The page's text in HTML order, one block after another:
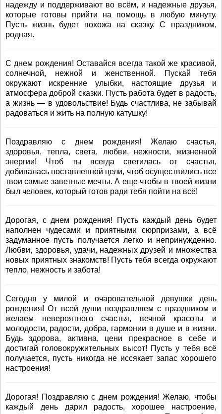
надежду и поддерживают во всём, и надежные друзья,
которые готовы прийти на помощь в любую минуту.
Пусть жизнь будет похожа на сказку. С праздником,
родная.
С днем рождения! Оставайся всегда такой же красивой,
солнечной, нежной и женственной. Пускай тебя
окружают искренние улыбки, настоящие друзья и
атмосфера доброй сказки. Пусть работа будет в радость,
а жизнь — в удовольствие! Будь счастлива, не забывай
радоваться и жить на полную катушку!
Поздравляю с днем рождения! Желаю счастья,
здоровья, тепла, света, любви, нежности, жизненной
энергии! Чтоб ты всегда светилась от счастья,
добивалась поставленной цели, чтоб осуществились все
твои самые заветные мечты. А еще чтобы в твоей жизни
был человек, который готов ради тебя пойти на всё!
Дорогая, с днем рождения! Пусть каждый день будет
наполнен чудесами и приятными сюрпризами, а всё
задуманное пусть получается легко и непринужденно.
Любви, здоровья, удачи, надежных друзей и множества
новых приятных знакомств! Пусть тебя всегда окружают
тепло, нежность и забота!
Сегодня у милой и очаровательной девушки день
рождения! От всей души поздравляем с праздником и
желаем невероятного счастья, вечной красоты и
молодости, радости, добра, гармонии в душе и в жизни.
Будь здорова, активна, цени прекрасное в себе и
достигай головокружительных высот! Пусть у тебя всё
получается, пусть никогда не иссякает запас хорошего
настроения!
Дорогая! Поздравляю с днем рождения! Желаю, чтобы
каждый день дарил радость, хорошее настроение,